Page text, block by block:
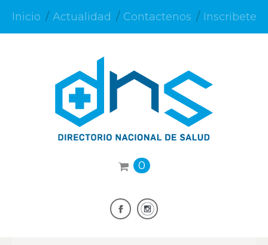
Inicio Actualidad Contactenos Inscribete
0